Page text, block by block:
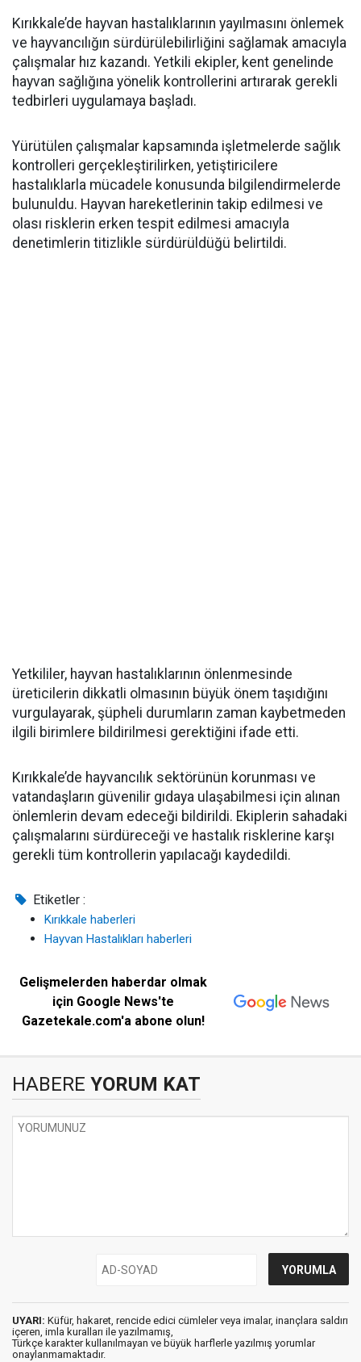
Kırıkkale’de hayvan hastalıklarının yayılmasını önlemek
ve hayvancılığın sürdürülebilirliğini sağlamak amacıyla
çalışmalar hız kazandı. Yetkili ekipler, kent genelinde
hayvan sağlığına yönelik kontrollerini artırarak gerekli
tedbirleri uygulamaya başladı.
Yürütülen çalışmalar kapsamında işletmelerde sağlık
kontrolleri gerçekleştirilirken, yetiştiricilere
hastalıklarla mücadele konusunda bilgilendirmelerde
bulunuldu. Hayvan hareketlerinin takip edilmesi ve
olası risklerin erken tespit edilmesi amacıyla
denetimlerin titizlikle sürdürüldüğü belirtildi.
Yetkililer, hayvan hastalıklarının önlenmesinde
üreticilerin dikkatli olmasının büyük önem taşıdığını
vurgulayarak, şüpheli durumların zaman kaybetmeden
ilgili birimlere bildirilmesi gerektiğini ifade etti.
Kırıkkale’de hayvancılık sektörünün korunması ve
vatandaşların güvenilir gıdaya ulaşabilmesi için alınan
önlemlerin devam edeceği bildirildi. Ekiplerin sahadaki
çalışmalarını sürdüreceği ve hastalık risklerine karşı
gerekli tüm kontrollerin yapılacağı kaydedildi.
Etiketler :
Kırıkkale haberleri
Hayvan Hastalıkları haberleri
Gelişmelerden haberdar olmak
için Google News'te
Gazetekale.com'a abone olun!
HABERE YORUM KAT
UYARI: Küfür, hakaret, rencide edici cümleler veya imalar, inançlara saldırı
içeren, imla kuralları ile yazılmamış,
Türkçe karakter kullanılmayan ve büyük harflerle yazılmış yorumlar
onaylanmamaktadır.